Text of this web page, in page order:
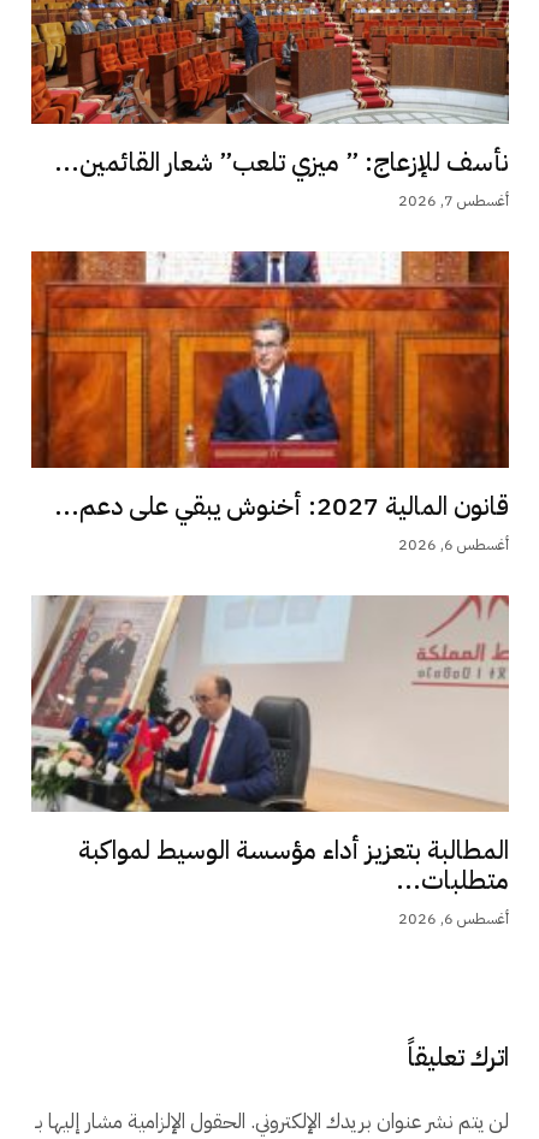
نأسف للإزعاج: ” ميزي تلعب” شعار القائمين...
أغسطس 7, 2026
قانون المالية 2027: أخنوش يبقي على دعم...
أغسطس 6, 2026
المطالبة بتعزيز أداء مؤسسة الوسيط لمواكبة
متطلبات...
أغسطس 6, 2026
اترك تعليقاً
لن يتم نشر عنوان بريدك الإلكتروني. الحقول الإلزامية مشار إليها بـ